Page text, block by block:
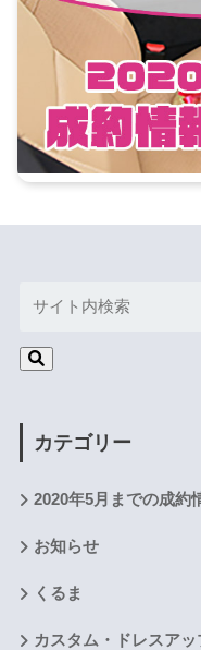
カテゴリー
2020年5月までの成約
お知らせ
くるま
カスタム・ドレスアッ